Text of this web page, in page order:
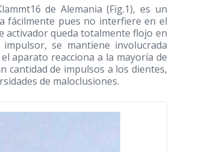
de Alemania (Fig.1), es un
fácilmente pues no interfiere en el
activador queda totalmente flojo en
se mantiene involucrada
aparato reacciona a la mayoría de
cantidad de impulsos a los dientes,
de maloclusiones.